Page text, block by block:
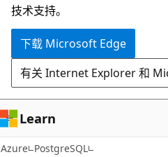
要
内
技术支持。
下载 Microsoft Edge
有关 Internet Explorer 和
Learn
Azure PostgreSQL